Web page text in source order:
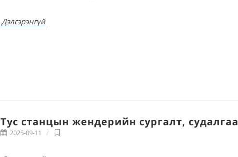
Дэлгэрэнгүй
Тус станцын жендерийн сургалт, судалгаа
2025-09-11